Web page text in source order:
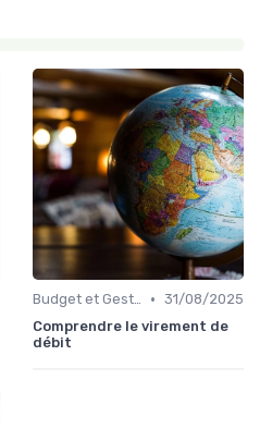
Budget et Gestion des Finances Personnelles • 31/08/2025
Comprendre le virement de
débit